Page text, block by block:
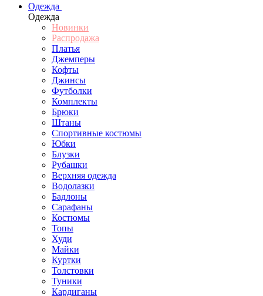
Одежда
Одежда
Новинки
Распродажа
Платья
Джемперы
Кофты
Джинсы
Футболки
Комплекты
Брюки
Штаны
Спортивные костюмы
Юбки
Блузки
Рубашки
Верхняя одежда
Водолазки
Бадлоны
Сарафаны
Костюмы
Топы
Худи
Майки
Куртки
Толстовки
Туники
Кардиганы